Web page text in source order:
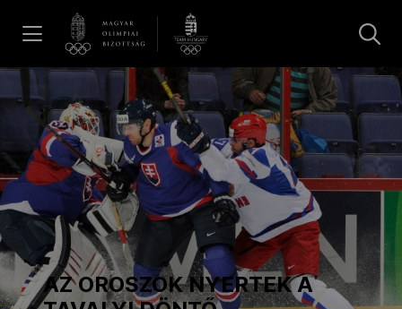
Hírek
Galéria
Dakar 2026
Los Angeles 2028
AZ OROSZOK NYERTEK A